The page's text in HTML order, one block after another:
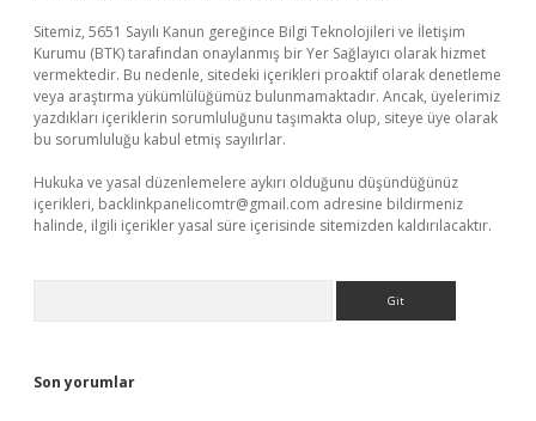
Sitemiz, 5651 Sayılı Kanun gereğince Bilgi Teknolojileri ve İletişim
Kurumu (BTK) tarafından onaylanmış bir Yer Sağlayıcı olarak hizmet
vermektedir. Bu nedenle, sitedeki içerikleri proaktif olarak denetleme
veya araştırma yükümlülüğümüz bulunmamaktadır. Ancak, üyelerimiz
yazdıkları içeriklerin sorumluluğunu taşımakta olup, siteye üye olarak
bu sorumluluğu kabul etmiş sayılırlar.
Hukuka ve yasal düzenlemelere aykırı olduğunu düşündüğünüz
içerikleri, backlinkpanelicomtr@gmail.com adresine bildirmeniz
halinde, ilgili içerikler yasal süre içerisinde sitemizden kaldırılacaktır.
Son yorumlar